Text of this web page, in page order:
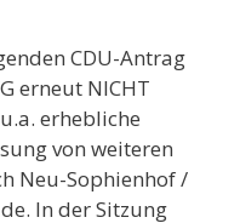
CDU-Antrag
erneut NICHT
erhebliche
von weiteren
Neu-Sophienhof /
In der Sitzung